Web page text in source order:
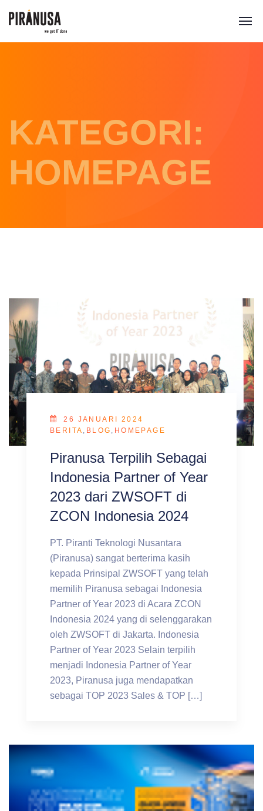
KATEGORI:
HOMEPAGE
26 JANUARI 2024
BERITA
BLOG HOMEPAGE
Piranusa Terpilih Sebagai
Indonesia Partner of Year
2023 dari ZWSOFT di
ZCON Indonesia 2024
PT. Piranti Teknologi Nusantara
(Piranusa) sangat berterima kasih
kepada Prinsipal ZWSOFT yang telah
memilih Piranusa sebagai Indonesia
Partner of Year 2023 di Acara ZCON
Indonesia 2024 yang di selenggarakan
oleh ZWSOFT di Jakarta. Indonesia
Partner of Year 2023 Selain terpilih
menjadi Indonesia Partner of Year
2023, Piranusa juga mendapatkan
sebagai TOP 2023 Sales & TOP […]